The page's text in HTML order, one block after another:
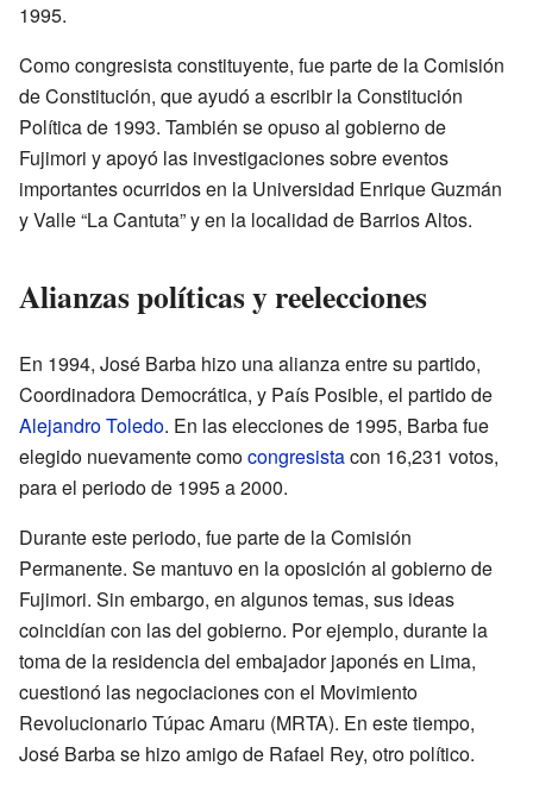
1995.
Como congresista constituyente, fue parte de la Comisión
de Constitución, que ayudó a escribir la Constitución
Política de 1993. También se opuso al gobierno de
Fujimori y apoyó las investigaciones sobre eventos
importantes ocurridos en la Universidad Enrique Guzmán
y Valle “La Cantuta” y en la localidad de Barrios Altos.
Alianzas políticas y reelecciones
En 1994, José Barba hizo una alianza entre su partido,
Coordinadora Democrática, y País Posible, el partido de
Alejandro Toledo. En las elecciones de 1995, Barba fue
elegido nuevamente comocongresistacon 16,231 votos,
para el periodo de 1995 a 2000.
Durante este periodo, fue parte de la Comisión
Permanente. Se mantuvo en la oposición al gobierno de
Fujimori. Sin embargo, en algunos temas, sus ideas
coincidían con las del gobierno. Por ejemplo, durante la
toma de la residencia del embajador japonés en Lima,
cuestionó las negociaciones con el Movimiento
Revolucionario Túpac Amaru (MRTA). En este tiempo,
José Barba se hizo amigo de Rafael Rey, otro político.